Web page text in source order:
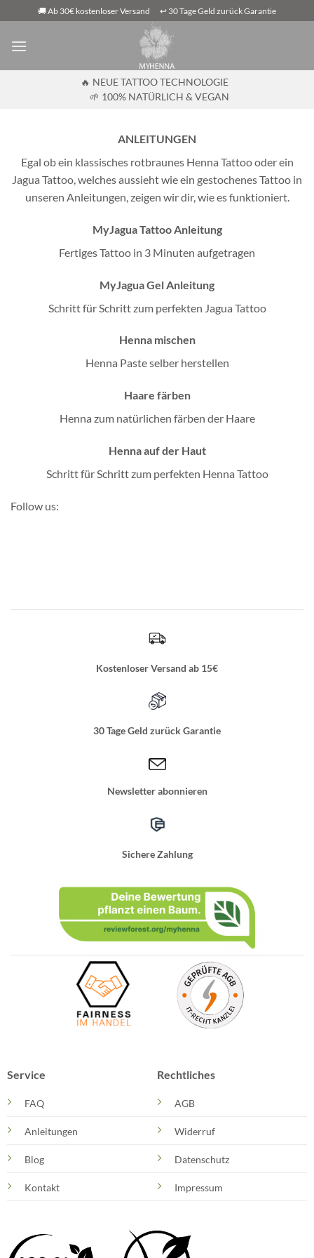
Inhalt
springen
🚚 Ab 30€ kostenloser Versand ↩️ 30 Tage Geld zurück Garantie
🔥 NEUE TATTOO TECHNOLOGIE
🌱 100% NATÜRLICH & VEGAN
ANLEITUNGEN
Egal ob ein klassisches rotbraunes Henna Tattoo oder ein
Jagua Tattoo, welches aussieht wie ein gestochenes Tattoo in
unseren Anleitungen, zeigen wir dir, wie es funktioniert.
MyJagua Tattoo Anleitung
Fertiges Tattoo in 3 Minuten aufgetragen
MyJagua Gel Anleitung
Schritt für Schritt zum perfekten Jagua Tattoo
Henna mischen
Henna Paste selber herstellen
Haare färben
Henna zum natürlichen färben der Haare
Henna auf der Haut
Schritt für Schritt zum perfekten Henna Tattoo
Follow us:
Kostenloser Versand ab 15€
30 Tage Geld zurück Garantie
Newsletter abonnieren
Sichere Zahlung
Service
FAQ
Anleitungen
Blog
Kontakt
Rechtliches
AGB
Widerruf
Datenschutz
Impressum